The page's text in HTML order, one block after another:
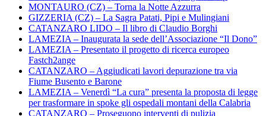
MONTAURO (CZ) – Torna la Notte Azzurra
GIZZERIA (CZ) – La Sagra Patati, Pipi e Mulingiani
CATANZARO LIDO – Il libro di Claudio Borghi
LAMEZIA – Inaugurata la sede dell’Associazione “Il Dono”
LAMEZIA – Presentato il progetto di ricerca europeo
Fastch2ange
CATANZARO – Aggiudicati lavori depurazione tra via
Fiume Busento e Barone
LAMEZIA – Venerdì “La cura” presenta la proposta di legge
per trasformare in spoke gli ospedali montani della Calabria
CATANZARO – Proseguono interventi di pulizia